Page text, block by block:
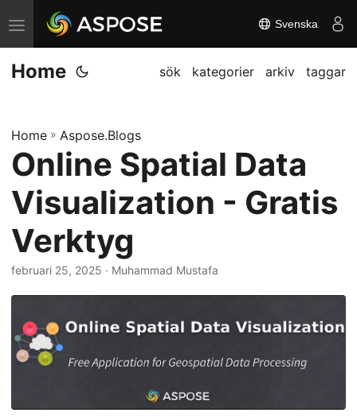
V
ä
x
n
a
i
g
a
t
i
n
Svenska
Home sök kategorier arkiv taggar
Home » Aspose.Blogs
Online Spatial Data
Visualization - Gratis
Verktyg
februari 25, 2025 · Muhammad Mustafa